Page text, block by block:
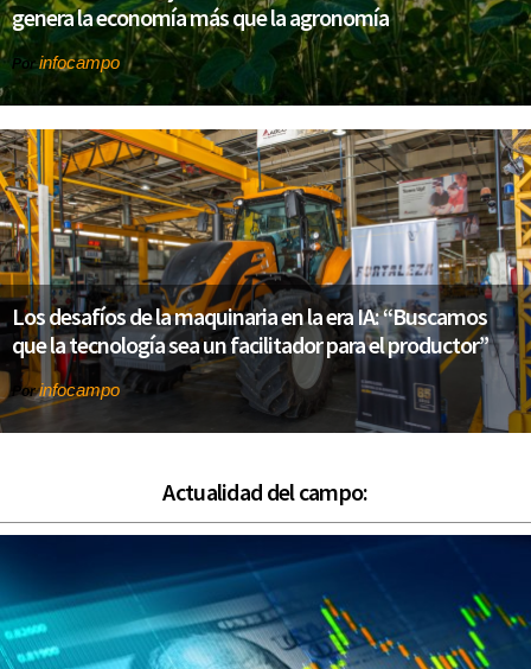
genera la economía más que la agronomía
Porinfocampo
Los desafíos de la maquinaria en la era IA: “Buscamos
que la tecnología sea un facilitador para el productor”
Porinfocampo
Actualidad del campo: